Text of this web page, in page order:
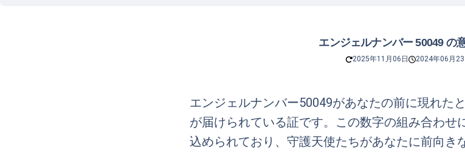
エンジェルナンバー 50049 の
2025年11月06日 2024年06月23
エンジェルナンバー50049があなたの前に現れた
が届けられている証です。この数字の組み合わせ
込められており、守護天使たちがあなたに前向き